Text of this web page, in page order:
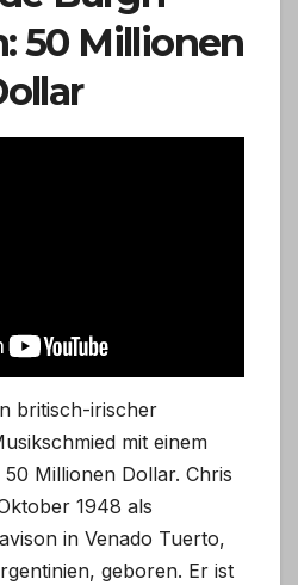
50 Millionen
britisch-irischer
mit einem
Millionen Dollar. Chris
1948 als
in Venado Tuerto,
geboren. Er ist